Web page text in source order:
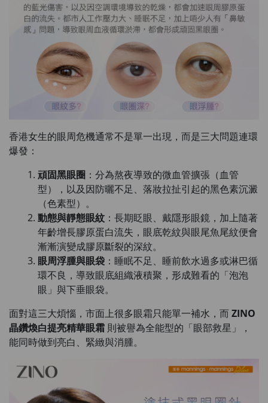
香港女生的眼周危機通常不是單一出現，而是三大問題連環
爆發：
頑固黑眼圈 ：分為熬夜導致的微血管擴張（血管
型），以及因防曬不足、落妝拉扯引起的黑色素沉澱
（色素型）。
動態與靜態眼紋 ：長期眨眼、戴隱形眼鏡，加上隨著
年齡增長膠原蛋白流失，眼底乾紋與眼尾魚尾紋便會
漸漸演變成膠原斷裂的深紋。
眼周浮腫與眼袋 ：睡眠不足、睡前飲水過多或淋巴循
環不良，導致眼底組織液積聚，形成難看的「泡泡
眼」與下垂眼袋。
面對這三大煩惱，市面上很多眼霜只能單一補水，而 ZINO
晶鑽煥白提亮精華眼霜 則被譽為全能型的「眼部救星」，
能同時做到亮白、緊緻與消腫。